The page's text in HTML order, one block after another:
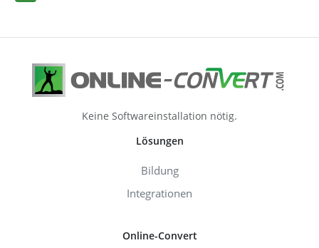
Keine Softwareinstallation nötig.
Lösungen
Bildung
Integrationen
Online-Convert